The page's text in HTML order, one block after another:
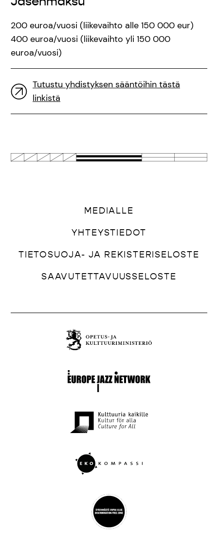
200 euroa/vuosi (liikevaihto alle 150 000 eur)
400 euroa/vuosi (liikevaihto yli 150 000
euroa/vuosi)
Tutustu yhdistyksen sääntöihin tästä
linkistä
MEDIALLE
YHTEYSTIEDOT
TIETOSUOJA- JA REKISTERISELOSTE
SAAVUTETTAVUUSSELOSTE